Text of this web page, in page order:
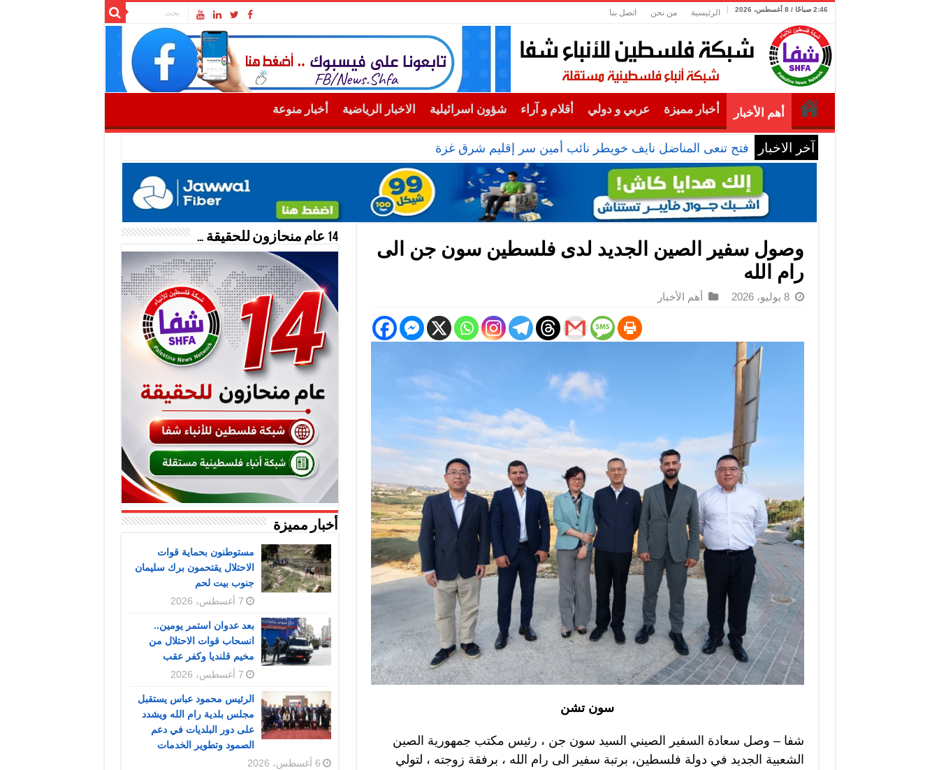
2:46 صباحًا / 8 أغسطس، 2026 الرئيسية من نحن اتصل بنا
أهم الأخبار أخبار مميزة عربي و دولي أقلام و آراء شؤون اسرائيلية الاخبار الرياضية أخبار منوعة
آخر الاخبار فتح تنعى المناضل نايف خويطر نائب أمين سر إقليم شرق غزة
وصول سفير الصين الجديد لدى فلسطين سون جن الى
رام الله
8 يوليو، 2026 أهم الأخبار
سون تشن
شفا – وصل سعادة السفير الصيني السيد سون جن ، رئيس مكتب جمهورية الصين
الشعبية الجديد في دولة فلسطين، برتبة سفير الى رام الله ، برفقة زوجته ، لتولي
14 عام منحازون للحقيقة …
أخبار مميزة
مستوطنون بحماية قوات
الاحتلال يقتحمون برك سليمان
جنوب بيت لحم
7 أغسطس، 2026
بعد عدوان استمر يومين..
انسحاب قوات الاحتلال من
مخيم قلنديا وكفر عقب
7 أغسطس، 2026
الرئيس محمود عباس يستقبل
مجلس بلدية رام الله ويشدد
على دور البلديات في دعم
الصمود وتطوير الخدمات
6 أغسطس، 2026